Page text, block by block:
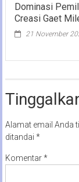
Dominasi
Creasi Gaet
21 November
Alamat email Anda
ditandai *
Komentar*